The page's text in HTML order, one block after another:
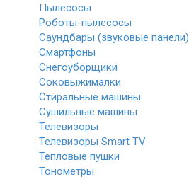
Пылесосы
Роботы-пылесосы
Саундбары (звуковые панели)
Смартфоны
Снегоуборщики
Соковыжималки
Стиральные машины
Сушильные машины
Телевизоры
Телевизоры Smart TV
Тепловые пушки
Тонометры